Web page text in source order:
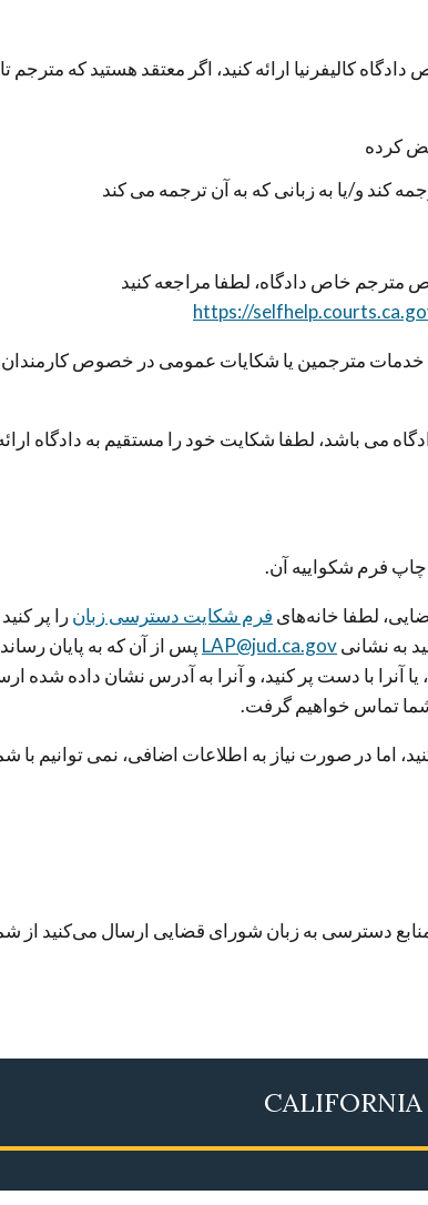
کالیفرنیا ارائە کنید، اگر معتقد هستید کە مترجم
کند و/یا بە زبانی کە بە آن ترجمە می کند
خاص دادگاە، لطفا مراجعە کنید
https://
مترجمین یا شکایات عمومی در خصوص کارمندان
می باشد، لطفا شکایت خود را مستقیم بە دادگاە
چاپ فرم شکواییە آن.
لطفا خانەهای فرم شکایت دسترسی زبانرا پر
بە نشانیLAP@jud.ca.gov پس از آن کە بە پایان
آنرا با دست پر کنید، و آنرا بە آدرس نشان دادە شدە
در صورت نیاز به اطلاعات اضافی، نمی توانیم با
دسترسی به زبان شورای قضایی ارسال می‌کنید از